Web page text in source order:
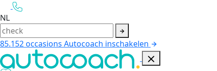
NL
85.152occasions Autocoach inschakelen